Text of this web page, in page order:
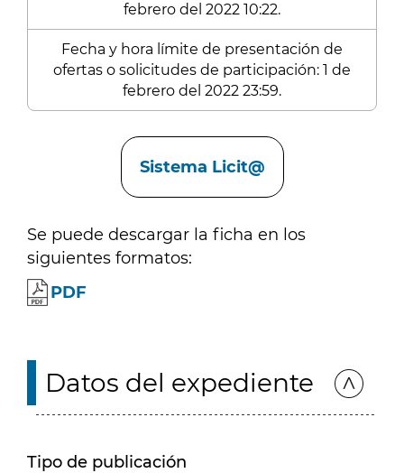
febrero del 2022 10:22.
Fecha y hora límite de presentación de
ofertas o solicitudes de participación: 1 de
febrero del 2022 23:59.
Sistema Licit@
Se puede descargar la ficha en los
siguientes formatos:
PDF
Datos del expediente
Tipo de publicación